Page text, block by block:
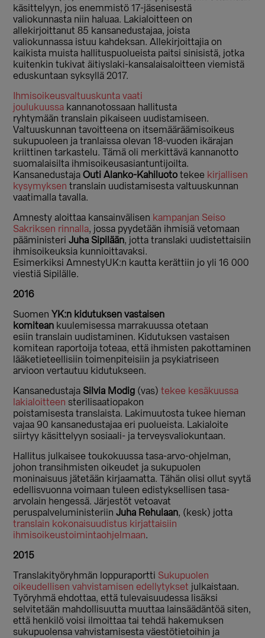
käsittelyyn, jos enemmistö 17-jäsenisestä
valiokunnasta niin haluaa. Lakialoitteen on
allekirjoittanut 85 kansanedustajaa, joista
valiokunnassa istuu kahdeksan. Allekirjoittajia on
kaikista muista hallituspuolueista paitsi sinisistä, jotka
kuitenkin tukivat äitiyslaki-kansalaisaloitteen viemistä
eduskuntaan syksyllä 2017.
Ihmisoikeusvaltuuskunta vaati
joulukuussa kannanotossaan hallitusta
ryhtymään translain pikaiseen uudistamiseen.
Valtuuskunnan tavoitteena on itsemääräämisoikeus
sukupuoleen ja tranlaissa olevan 18-vuoden ikärajan
kriittinen tarkastelu. Tämä oli merkittävä kannanotto
suomalaisilta ihmisoikeusasiantuntijoilta.
KansanedustajaOuti Alanko-Kahiluoto tekee kirjallisen
kysymyksen translain uudistamisesta valtuuskunnan
vaatimalla tavalla.
Amnesty aloittaa kansainvälisen kampanjan Seiso
Sakriksen rinnalla, jossa pyydetään ihmisiä vetomaan
pääministeriJuha Sipilään, jotta translaki uudistettaisiin
ihmisoikeuksia kunnioittavaksi.
Esimerkiksi AmnestyUK:n kautta kerättiin jo yli 16 000
viestiä Sipilälle.
2016
Suomen YK:n kidutuksen vastaisen
komitean kuulemisessa marrakuussa otetaan
esiin translain uudistaminen. Kidutuksen vastaisen
komitean raportoija toteaa, että ihmisten pakottaminen
lääketieteellisiin toimenpiteisiin ja psykiatriseen
arvioon vertautuu kidutukseen.
Kansanedustaja Silvia Modig (vas)tekee kesäkuussa
lakialoitteen sterilisaatiopakon
poistamisesta translaista. Lakimuutosta tukee hieman
vajaa 90 kansanedustajaa eri puolueista. Lakialoite
siirtyy käsittelyyn sosiaali- ja terveysvaliokuntaan.
Hallitus julkaisee toukokuussa tasa-arvo-ohjelman,
johon transihmisten oikeudet ja sukupuolen
moninaisuus jätetään kirjaamatta. Tähän olisi ollut syytä
edellisvuonna voimaan tuleen edistyksellisen tasa-
arvolain hengessä. Järjestöt vetoavat
peruspalveluministeriinJuha Rehulaan, (kesk) jotta
translain kokonaisuudistus kirjattaisiin
ihmisoikeustoimintaohjelmaan.
2015
Translakityöryhmän loppuraportti Sukupuolen
oikeudellisen vahvistamisen edellytykset julkaistaan.
Työryhmä ehdottaa, että tulevaisuudessa lisäksi
selvitetään mahdollisuutta muuttaa lainsäädäntöä siten,
että henkilö voisi ilmoittaa tai tehdä hakemuksen
sukupuolensa vahvistamisesta väestötietoihin ja